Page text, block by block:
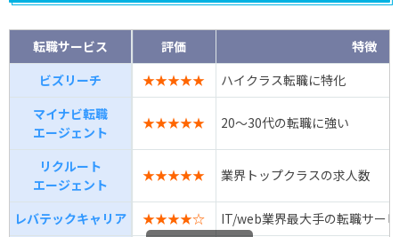
転職サービス 評価
特徴
ビズリーチ
★★★★★
ハイクラス転職に特化
マイナビ転職
エージェント
★★★★★ 20～30代の転職に強い
リクルート
エージェント
★★★★★ 業界トップクラスの求人数
レバテックキャリア ★★★★☆
IT/web業界最大手の転職サー